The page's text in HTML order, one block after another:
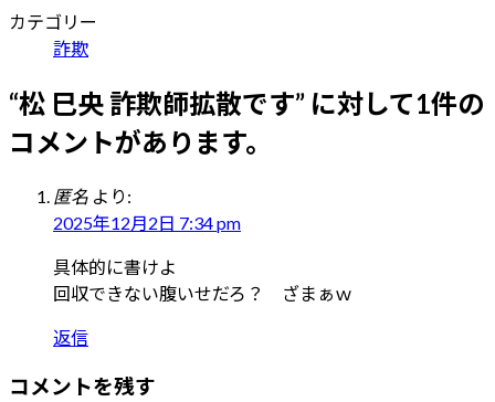
カテゴリー
詐欺
“松 巳央 詐欺師拡散です” に対して1件の
コメントがあります。
匿名 より:
2025年12月2日 7:34 pm
具体的に書けよ
回収できない腹いせだろ？ ざまぁｗ
返信
コメントを残す